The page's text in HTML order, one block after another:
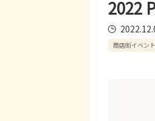
2022
商店街イベント